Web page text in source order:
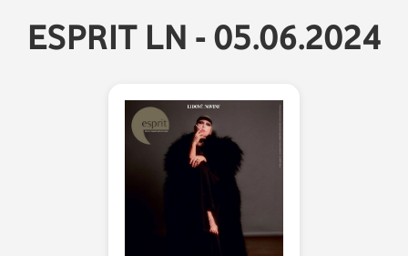
ESPRIT LN - 05.06.2024